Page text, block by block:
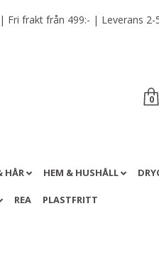
Fri frakt från 499:- | Leverans
0
HÅR HEM & HUSHÅLL
REA PLASTFRITT